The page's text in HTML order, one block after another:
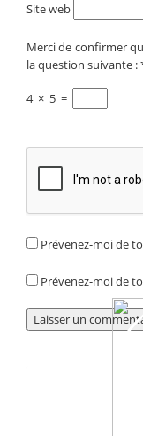
Site web
Merci de confirmer
la question suivante :
4 × 5 =
Prévenez-moi de
Prévenez-moi de